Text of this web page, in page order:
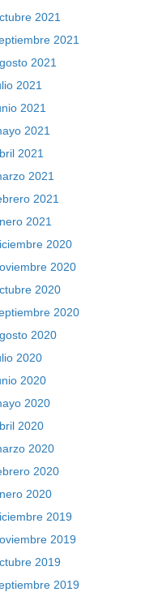
2021
2021
2021
2021
2021
2021
2021
2021
2021
2021
2020
2020
2020
2020
2020
2020
2020
2020
2020
2020
2020
2020
2019
2019
2019
2019